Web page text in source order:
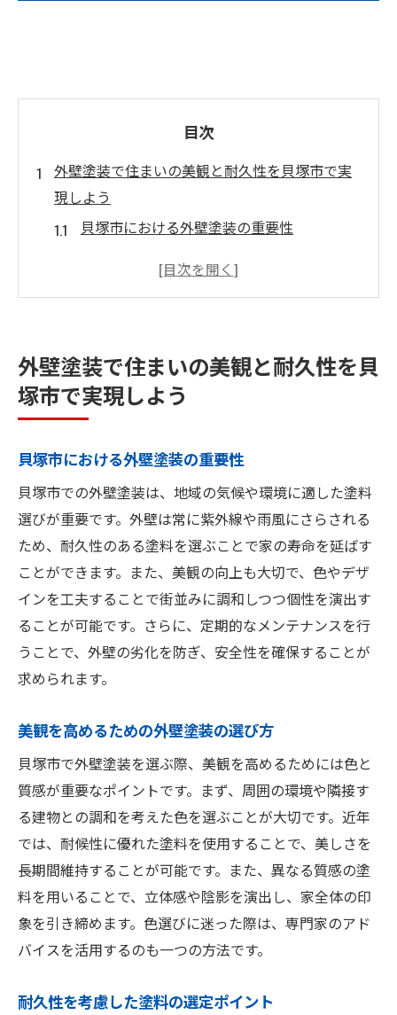
目次
外壁塗装で住まいの美観と耐久性を貝塚市で実
現しよう
貝塚市における外壁塗装の重要性
美観を高めるための外壁塗装の選び方
識
外壁塗装の成功事例：貝塚市での実践
エーション
人気のカラーとその効果
塗料の種類と選び方
外壁の素材に合わせた塗料の選定
カラーシミュレーションで確認するメリッ
ト
住まいに適したカラーを見つけるためのポ
イント
貝塚市での外壁塗装の選択肢とそのポイント
目的別に選ぶ外壁塗装プラン
予算に応じた施工方法の選び方
信頼できる業者の選定基準
施工過程で気を付けるべき点
施工前の準備と確認事項
施工後のチェックポイントとメンテナンス
耐久性を高める貝塚市での外壁塗装の秘訣
塗装前の下地処理の重要性
外壁塗装で住まいの美観と耐久性を貝
塚市で実現しよう
貝塚市における外壁塗装の重要性
貝塚市での外壁塗装は、地域の気候や環境に適した塗料
選びが重要です。外壁は常に紫外線や雨風にさらされる
ため、耐久性のある塗料を選ぶことで家の寿命を延ばす
ことができます。また、美観の向上も大切で、色やデザ
インを工夫することで街並みに調和しつつ個性を演出す
ることが可能です。さらに、定期的なメンテナンスを行
うことで、外壁の劣化を防ぎ、安全性を確保することが
求められます。
美観を高めるための外壁塗装の選び方
貝塚市で外壁塗装を選ぶ際、美観を高めるためには色と
質感が重要なポイントです。まず、周囲の環境や隣接す
る建物との調和を考えた色を選ぶことが大切です。近年
では、耐候性に優れた塗料を使用することで、美しさを
長期間維持することが可能です。また、異なる質感の塗
料を用いることで、立体感や陰影を演出し、家全体の印
象を引き締めます。色選びに迷った際は、専門家のアド
バイスを活用するのも一つの方法です。
耐久性を考慮した塗料の選定ポイント